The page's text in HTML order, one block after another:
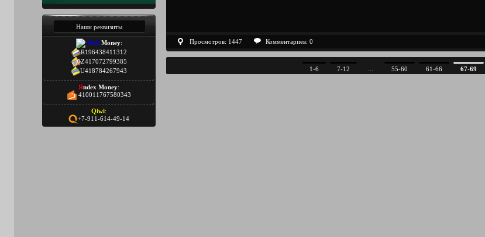
Наши реквизиты
Web Money:
R196438411312
Z417072799385
U418784267943
Яndex Money:
410011767580343
Qiwi:
+7-911-614-49-14
Просмотров: 1447 Комментариев: 0
1-6 7-12 55-60 61-66 67-69